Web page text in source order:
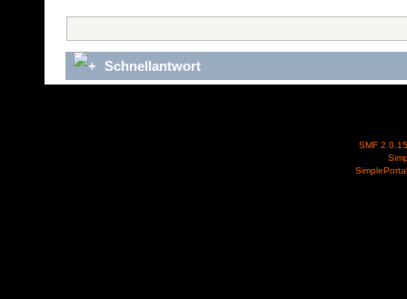
Schnellantwort
SMF 2.0.15